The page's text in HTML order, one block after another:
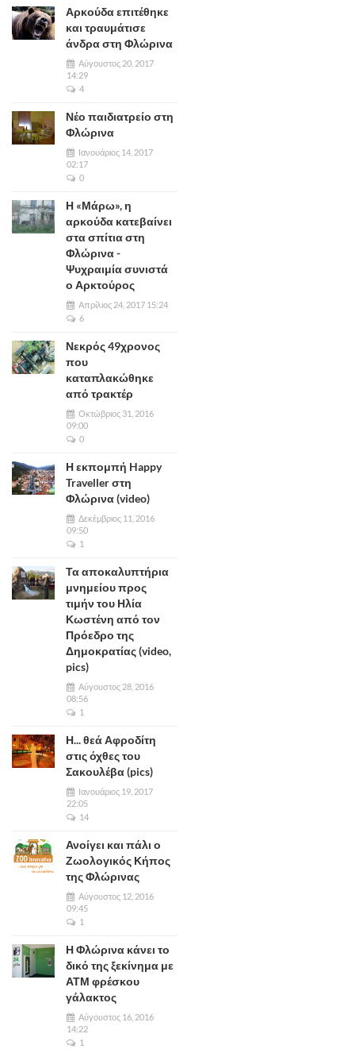
Αρκούδα επιτέθηκε
και τραυμάτισε
άνδρα στη Φλώρινα
Αύγουστος 20, 2017
14:29
4
Νέο παιδιατρείο στη
Φλώρινα
Ιανουάριος 14, 2017
02:17
0
Η «Μάρω», η
αρκούδα κατεβαίνει
στα σπίτια στη
Φλώρινα -
Ψυχραιμία συνιστά
ο Αρκτούρος
Απρίλιος 24, 2017 15:24
6
Νεκρός 49χρονος
που
καταπλακώθηκε
από τρακτέρ
Οκτώβριος 31, 2016
09:00
0
Η εκπομπή Happy
Traveller στη
Φλώρινα (video)
Δεκέμβριος 11, 2016
09:50
1
Τα αποκαλυπτήρια
μνημείου προς
τιμήν του Ηλία
Κωστένη από τον
Πρόεδρο της
Δημοκρατίας (video,
pics)
Αύγουστος 28, 2016
08:56
1
Η... θεά Αφροδίτη
στις όχθες του
Σακουλέβα (pics)
Ιανουάριος 19, 2017
22:05
14
Ανοίγει και πάλι ο
Ζωολογικός Κήπος
της Φλώρινας
Αύγουστος 12, 2016
09:45
1
Η Φλώρινα κάνει το
δικό της ξεκίνημα με
ΑΤΜ φρέσκου
γάλακτος
Αύγουστος 16, 2016
14:22
1